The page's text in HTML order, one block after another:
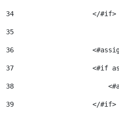
34
                    </#if>
35
36
37
<#if
38
39
                    </#if>